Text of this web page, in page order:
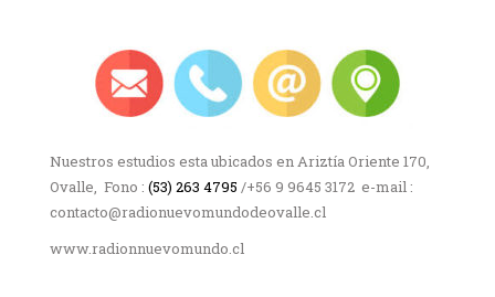
Nuestros estudios esta ubicados en Ariztía Oriente 170,
Ovalle, Fono : (53) 263 4795 /+56 9 9645 3172 e-mail :
contacto@radionuevomundodeovalle.cl
www.radionnuevomundo.cl